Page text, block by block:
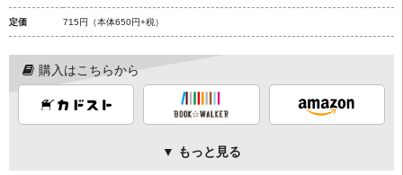
定価 715円 （本体650円+税）
購入はこちらから
▼ もっと見る